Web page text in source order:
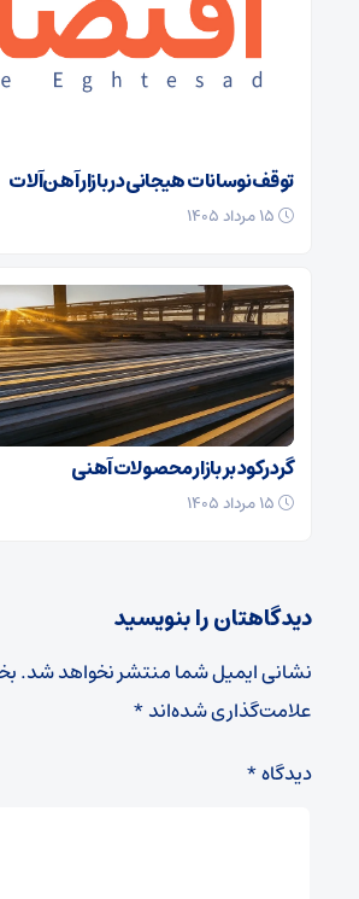
توقف نوسانات هیجانی در بازار آهن‌آلات
گرد رکود بر بازار محصولات آهنی
دیدگاهتان را بنویسید
نشانی ایمیل شما منتشر نخواهد شد.
علامت‌گذاری شده‌اند*
دیدگاه*